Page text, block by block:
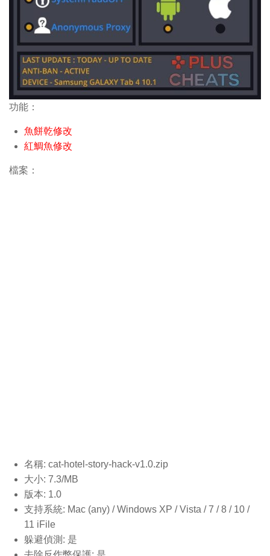
功能：
魚餅乾修改
紅鯛魚修改
檔案：
名稱: cat-hotel-story-hack-v1.0.zip
大小: 7.3/MB
版本: 1.0
支持系統: Mac (any) / Windows XP / Vista / 7 / 8 / 10 /
11 iFile
躲避偵測: 是